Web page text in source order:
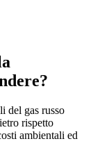
del gas russo
rispetto
ambientali ed